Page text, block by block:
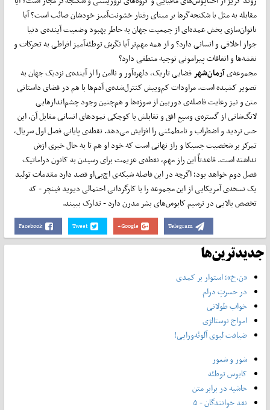
مقابله به مثل با شکنجه‌گر‌ها بر مبنای رفتار خشونت‌آمیز خودشان صائب است؟ آیا
ناتوان‌سازی بخش عمده‌ای از جمعیت جهان به خاطر بهبود وضعیت آینده‌ی دنیا
جواز اخلاقی و انسانی دارد؟ و از همه مهم‌تر آیا نگرش توطئه‌آمیز افراطی به تحرکات و
نقشه‌ها و اتفاقات پیرامونی توجیه منطقی دارد؟
مجموعه‌یآرمان‌شهرفضایی تاریک، دلهره‌آور و ناامن را از آینده‌ی نزدیک جهان به
تصویر کشیده است. مراودات کم‌وبیش کنترل‌شده‌ی آدم‌ها با هم در فضای داستانی
متن و نیز رعایت فاصله‌ی دوربین از سوژه‌ها و هم‌چنین وجود چشم‌اندازهایی
لانگ‌شاتی از گستره‌ی وسیع افق و تقابلش با کوچکی نمودهای انسانی مقابل آن، این
حس تردید و اضطراب و نامطمئنی را افزایش می‌دهد. نقطه‌ی پایانی فصل اول سریال،
تمرکز بر شخصیت جسیکا و راز نهانی است که خود او هم تا به حال خبری ازش
نداشته است. قاعدتاً این راز مهم، نقطه‌ی عزیمت برای رسیدن به کانون دراماتیک
فصل دوم خواهد بود؛ اگرچه در این فاصله شبکه‌ی اچ‌بی‌او قصد دارد مقدمات تولید
یک نسخه‌ی آمریکایی از این مجموعه را با کارگردانی احتمالی دیوید فینچر - که
تخصص بالایی در ترسیم کابوس‌های بشر مدرن دارد - تدارک ببیند.
Facebook Tweet Google+ Telegram
جدیدترین‌ها
«ن.خ»؛ استوار بر کمدی
در حسرتِ درام
خواب طولانی
امواج نوستالژی
ضیافت لبوی آلوئه‌ورایی!
شور و شعور
کابوس توطئه
حاشیه در برابر متن
نقد خوانندگان - ۵